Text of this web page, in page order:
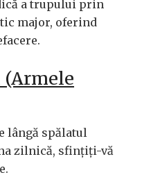
a trupului prin
major, oferind
lângă spălatul
zilnică, sfințiți-vă